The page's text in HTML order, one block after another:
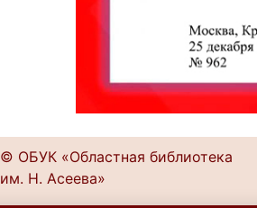
© ОБУК «Областная библиотека
им. Н. Асеева»